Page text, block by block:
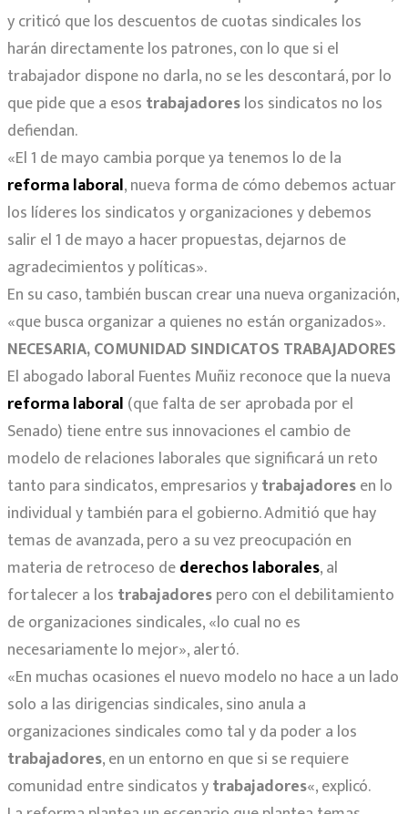
y criticó que los descuentos de cuotas sindicales los
harán directamente los patrones, con lo que si el
trabajador dispone no darla, no se les descontará, por lo
que pide que a esos trabajadoreslos sindicatos no los
defiendan.
«El 1 de mayo cambia porque ya tenemos lo de la
reforma laboral, nueva forma de cómo debemos actuar
los líderes los sindicatos y organizaciones y debemos
salir el 1 de mayo a hacer propuestas, dejarnos de
agradecimientos y políticas».
En su caso, también buscan crear una nueva organización,
«que busca organizar a quienes no están organizados».
NECESARIA, COMUNIDAD SINDICATOS TRABAJADORES
El abogado laboral Fuentes Muñiz reconoce que la nueva
reforma laboral (que falta de ser aprobada por el
Senado) tiene entre sus innovaciones el cambio de
modelo de relaciones laborales que significará un reto
tanto para sindicatos, empresarios ytrabajadoresen lo
individual y también para el gobierno. Admitió que hay
temas de avanzada, pero a su vez preocupación en
materia de retroceso dederechos laborales, al
fortalecer a los trabajadorespero con el debilitamiento
de organizaciones sindicales, «lo cual no es
necesariamente lo mejor», alertó.
«En muchas ocasiones el nuevo modelo no hace a un lado
solo a las dirigencias sindicales, sino anula a
organizaciones sindicales como tal y da poder a los
trabajadores, en un entorno en que si se requiere
comunidad entre sindicatos ytrabajadores«, explicó.